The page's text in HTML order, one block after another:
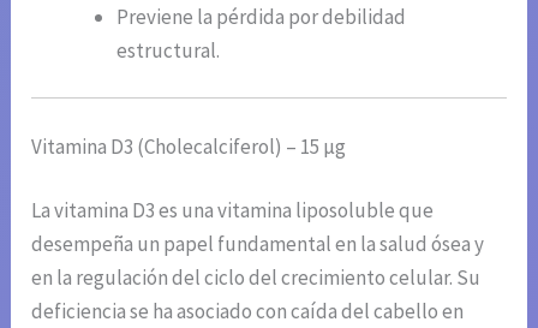
Previene la pérdida por debilidad
estructural.
Vitamina D3 (Cholecalciferol) – 15 µg
La vitamina D3 es una vitamina liposoluble que
desempeña un papel fundamental en la salud ósea y
en la regulación del ciclo del crecimiento celular. Su
deficiencia se ha asociado con caída del cabello en